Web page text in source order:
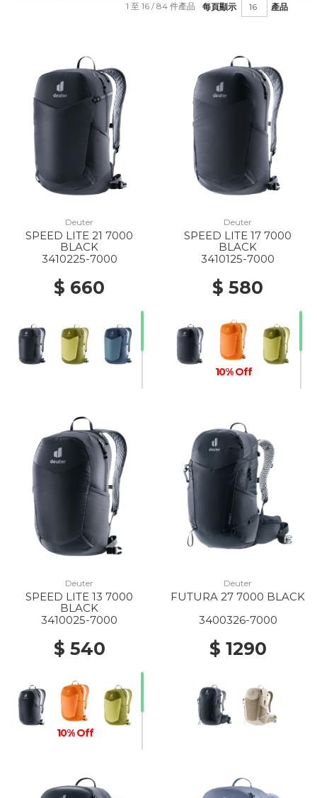
每頁顯示 產品
1 至 16 / 84 件產品
Deuter
SPEED LITE 21 7000
BLACK
3410225-7000
$ 660
Deuter
SPEED LITE 17 7000
BLACK
3410125-7000
$ 580
10% Off
Deuter
SPEED LITE 13 7000
BLACK
3410025-7000
$ 540
10% Off
Deuter
FUTURA 27 7000 BLACK
3400326-7000
$ 1290